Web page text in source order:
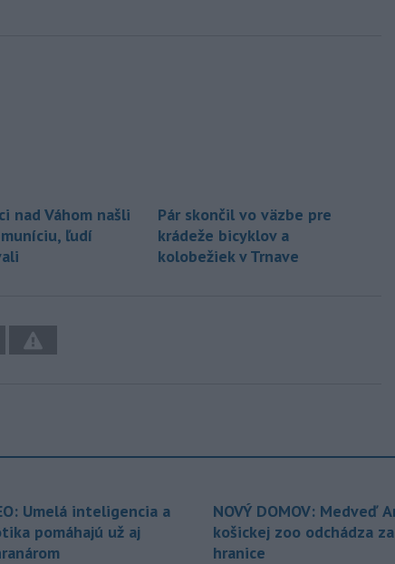
nad Váhom našli
ľudí
Pár skončil vo väzbe pre
krádeže bicyklov a
kolobežiek v Trnave
Umelá inteligencia a
pomáhajú už aj
NOVÝ DOMOV: Medveď
košickej zoo odchádza za
hranice